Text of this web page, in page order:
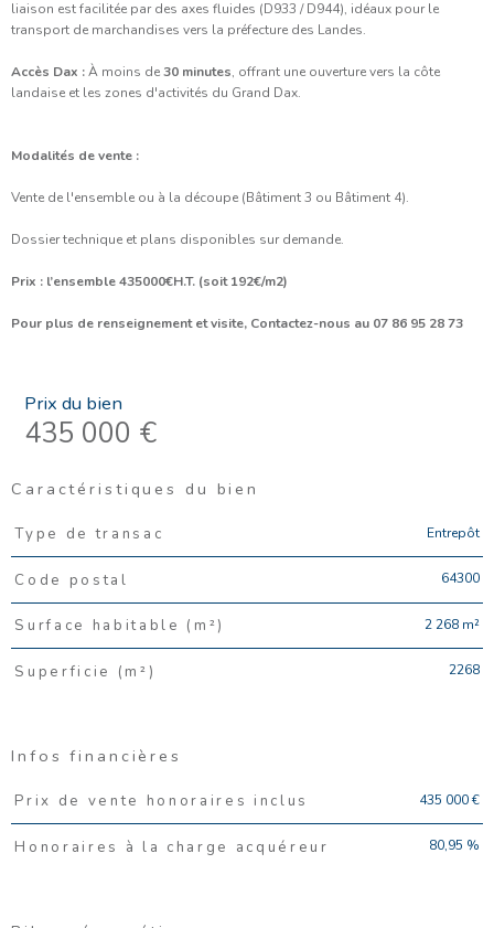
liaison est facilitée par des axes fluides (D933 / D944), idéaux pour le
transport de marchandises vers la préfecture des Landes.
Accès Dax :À moins de30 minutes, offrant une ouverture vers la côte
landaise et les zones d'activités du Grand Dax.
Modalités de vente :
Vente de l'ensemble ou à la découpe (Bâtiment 3 ou Bâtiment 4).
Dossier technique et plans disponibles sur demande.
Prix : l’ensemble 435000€H.T. (soit 192€/m2)
Pour plus de renseignement et visite, Contactez-nous au 07 86 95 28 73
Prix du bien
435 000 €
Caractéristiques du bien
Caractéristiques Valeurs
Type de transac Entrepôt
Code postal 64300
Surface habitable (m²) 2 268 m²
Superficie (m²) 2268
Infos financières
Caractéristiques Valeurs
Prix de vente honoraires inclus 435 000 €
Honoraires à la charge acquéreur 80,95 %